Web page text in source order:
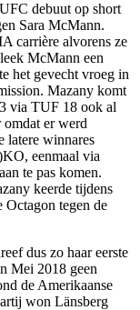
debuut op short
Sara McMann.
carrière alvorens ze
McMann een
het gevecht vroeg in
Mazany komt
via TUF 18 ook al
er werd
latere winnares
eenmaal via
te pas komen.
keerde tijdens
tegen de
dus zo haar eerste
Mei 2018 geen
de Amerikaanse
won Länsberg